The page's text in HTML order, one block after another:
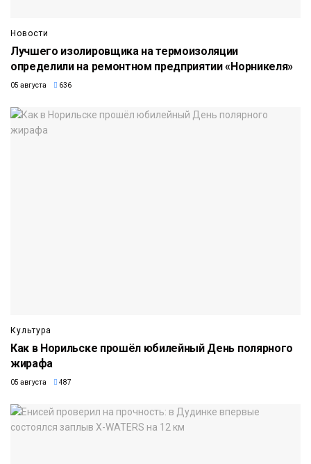
Новости
Лучшего изолировщика на термоизоляции
определили на ремонтном предприятии «Норникеля»
05 августа 636
Культура
Как в Норильске прошёл юбилейный День полярного
жирафа
05 августа 487